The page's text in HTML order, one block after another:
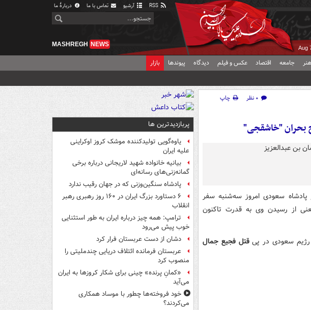
آرشیو تماس با ما دربارهٔ ما
Aug
MASHREGH NEWS
جامعه اقتصاد عکس و فیلم دیدگاه پیوندها بازار
۰ نظر
چاپ
بحران "خاشقجی"
پادشاه سعودی امروز سه‌شنبه سفر
از رسیدن وی به قدرت تاکنون
رژیم سعودی در پیقتل فجیع جمال
پربازدیدترین ها
یاوه‌گویی تولیدکننده موشک کروز اوکراینی
علیه ایران
بیانیه خانواده شهید لاریجانی درباره برخی
گمانه‌زنی‌های رسانه‌ای
پادشاه سنگین‌وزنی که در جهان رقیب ندارد
۶ دستاورد بزرگ ایران در ۱۶۰ روز رهبری رهبر
انقلاب
ترامپ: همه چیز درباره ایران به طور استثنایی
خوب پیش می‌رود
دشان از دست عربستان فرار کرد
عربستان فرمانده ائتلاف دریایی چندملیتی را
منصوب کرد
«کمانِ پرنده» چینی برای شکار کروزها به ایران
می‌آید
خود فروخته‌ها چطور با موساد همکاری
می‌کردند؟